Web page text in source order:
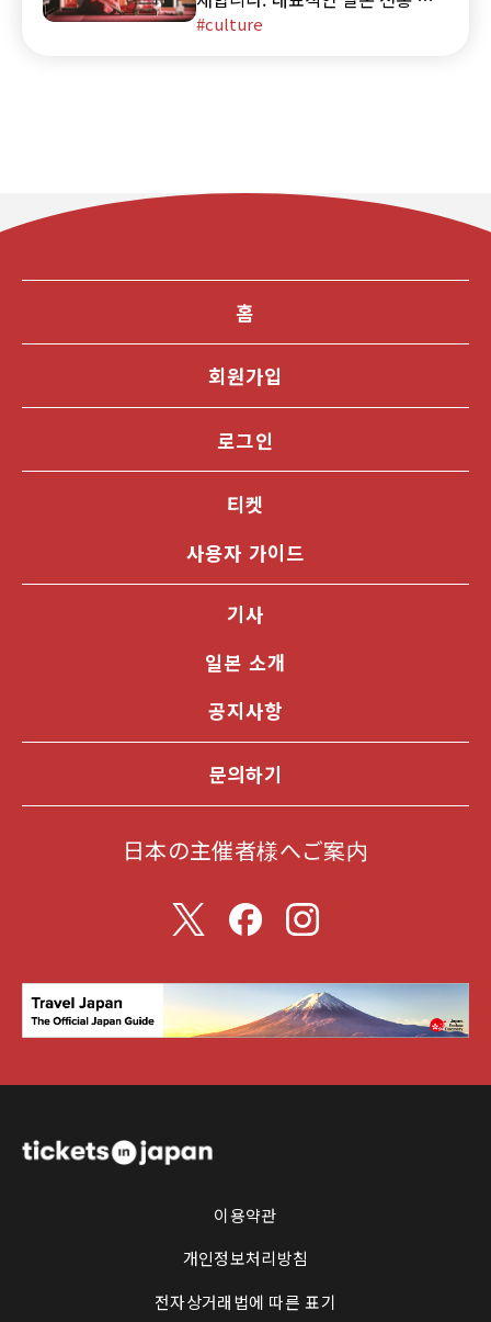
기 9종의 특징과 역사, 연주법, 음
culture
홈
회원가입
로그인
티켓
사용자 가이드
기사
일본 소개
공지사항
문의하기
日本の主催者様へご案内
이용약관
개인정보처리방침
전자상거래법에 따른 표기